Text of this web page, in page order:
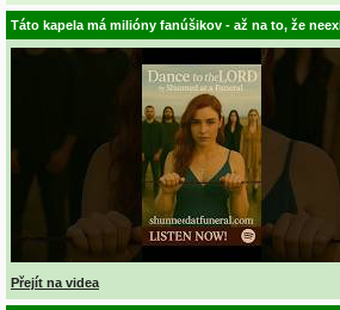
Táto kapela má milióny fanúšikov - až na to, že
Přejít na videa